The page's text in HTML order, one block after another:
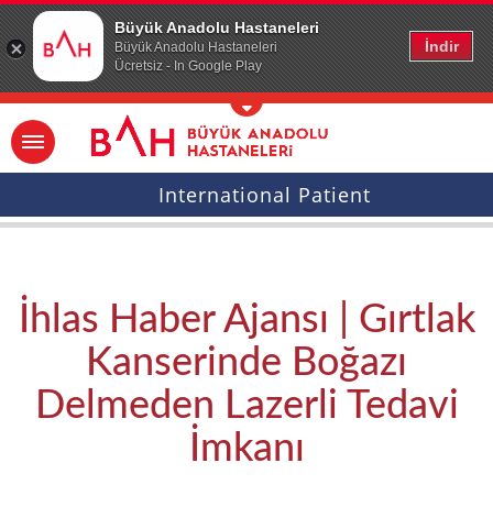
Büyük Anadolu Hastaneleri
Büyük Anadolu Hastaneleri
Ücretsiz - In Google Play
İndir
Ana icerige atla
International Patient
İhlas Haber Ajansı | Gırtlak
Kanserinde Boğazı
Delmeden Lazerli Tedavi
İmkanı